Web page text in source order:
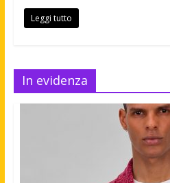
Leggi tutto
In evidenza